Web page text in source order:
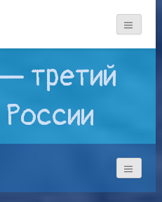
третий
России